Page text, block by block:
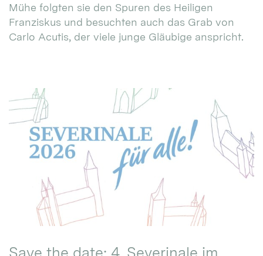
Mühe folgten sie den Spuren des Heiligen
Franziskus und besuchten auch das Grab von
Carlo Acutis, der viele junge Gläubige anspricht.
Save the date: 4. Severinale im